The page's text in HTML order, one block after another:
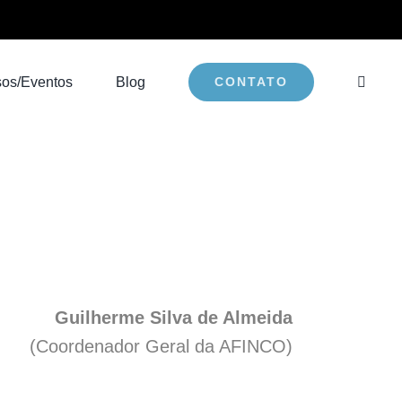
Eventos Blog CONTATO
Guilherme Silva de Almeida
(Coordenador Geral da AFINCO)